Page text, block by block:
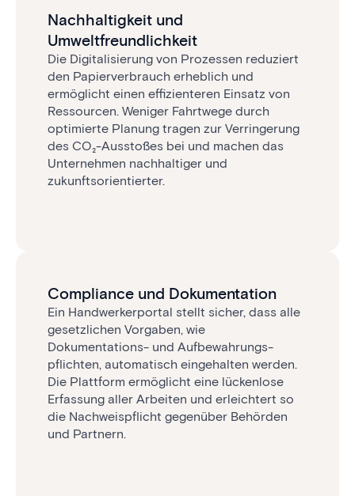
Nachhaltigkeit und
Umweltfreundlichkeit
Die Digitalisierung von Prozessen reduziert
den Papierverbrauch erheblich und
ermöglicht einen effizienteren Einsatz von
Ressourcen. Weniger Fahrtwege durch
optimierte Planung tragen zur Verringerung
des CO₂-Ausstoßes bei und machen das
Unternehmen nachhaltiger und
zukunftsorientierter.
Compliance und Dokumentation
Ein Handwerkerportal stellt sicher, dass alle
gesetzlichen Vorgaben, wie
Dokumentations- und Aufbewahrungs­
pflichten, automatisch eingehalten werden.
Die Plattform ermöglicht eine lückenlose
Erfassung aller Arbeiten und erleichtert so
die Nachweispflicht gegenüber Behörden
und Partnern.